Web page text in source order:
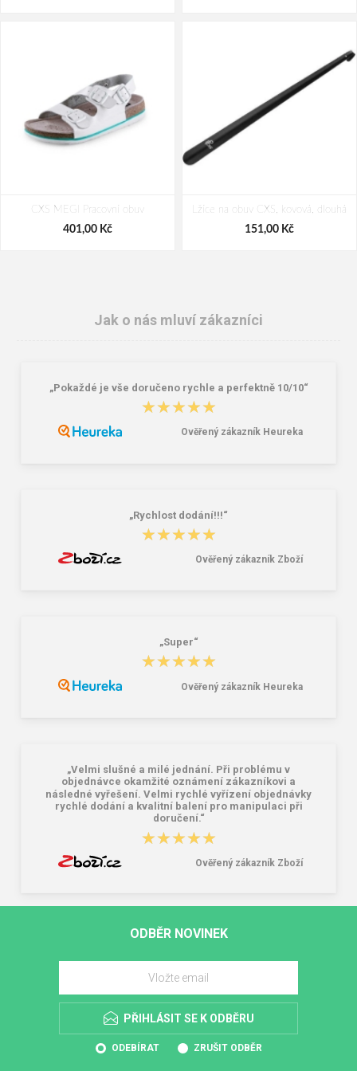
CXS MEGI Pracovní obuv
401,00 Kč
Lžíce na obuv CXS, kovová, dlouhá
151,00 Kč
Jak o nás mluví zákazníci
„Pokaždé je vše doručeno rychle a perfektně 10/10“
★★★★★
★★★★★
Ověřený zákazník Heureka
„Rychlost dodání!!!“
★★★★★
★★★★★
Ověřený zákazník Zboží
„Super“
★★★★★
★★★★★
Ověřený zákazník Heureka
„Velmi slušné a milé jednání. Při problému v
objednávce okamžité oznámení zákazníkovi a
následné vyřešení. Velmi rychlé vyřízení objednávky
rychlé dodání a kvalitní balení pro manipulaci při
doručení.“
★★★★★
★★★★★
Ověřený zákazník Zboží
ODBĚR NOVINEK
PŘIHLÁSIT SE K ODBĚRU
ODEBÍRAT ZRUŠIT ODBĚR